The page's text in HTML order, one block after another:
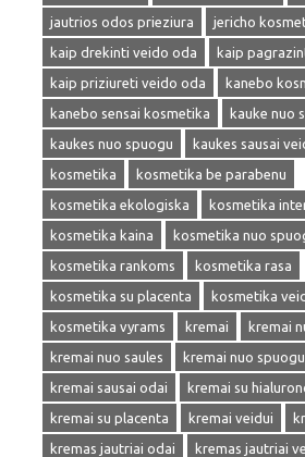
jautrios odos prieziura
jericho
kaip drekinti veido oda
kaip
kaip priziureti veido oda
kanebo
kanebo sensai kosmetika
kauke nuo
kaukes nuo spuogu
kaukes sausai
kosmetika
kosmetika be parabenu
kosmetika ekologiska
kosmetika
kosmetika kaina
kosmetika nuo
kosmetika rankoms
kosmetika rasa
kosmetika su placenta
kosmetika
kosmetika vyrams
kremai
kremai
kremai nuo saules
kremai nuo spuogu
kremai sausai odai
kremai su
kremai su placenta
kremai veidui
kremas jautriai odai
kremas jautriai